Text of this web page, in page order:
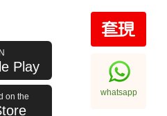
Play
on the whatsapp